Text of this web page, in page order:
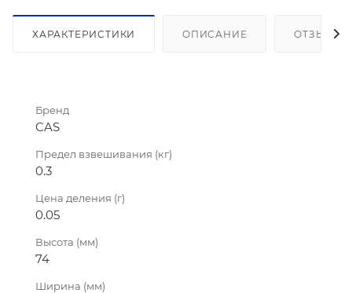
ХАРАКТЕРИСТИКИ ОПИСАНИЕ ОТЗЫВЫ
Бренд
CAS
Предел взвешивания (кг)
0.3
Цена деления (г)
0.05
Высота (мм)
74
Ширина (мм)